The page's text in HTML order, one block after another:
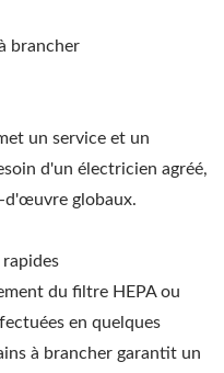
brancher
un service et un
d'un électricien agréé,
d'œuvre globaux.
du filtre HEPA ou
en quelques
à brancher garantit un